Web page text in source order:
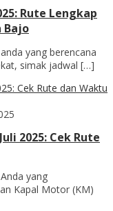
Rute Lengkap
Bajo
yang berencana
simak jadwal […]
2025: Cek Rute
yang
Kapal Motor (KM)